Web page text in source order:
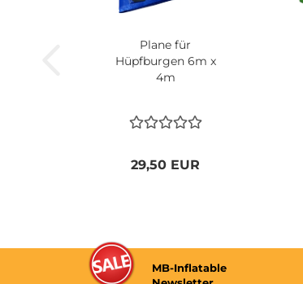
Plane für
Hüpfburgen 6m x
4m
29,50 EUR
MB-Inflatable